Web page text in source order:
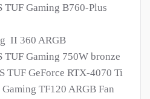
TUF Gaming B760-Plus
II 360 ARGB
TUF Gaming 750W bronze
TUF GeForce RTX-4070 Ti
TF120 ARGB Fan